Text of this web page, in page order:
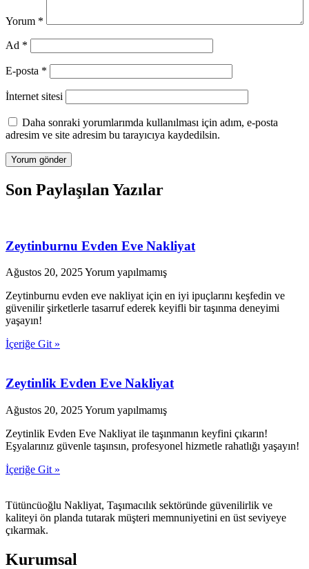
Yorum *
Ad *
E-posta *
İnternet sitesi
Daha sonraki yorumlarımda kullanılması için adım, e-posta
adresim ve site adresim bu tarayıcıya kaydedilsin.
Son Paylaşılan Yazılar
Zeytinburnu Evden Eve Nakliyat
Ağustos 20, 2025Yorum yapılmamış
Zeytinburnu evden eve nakliyat için en iyi ipuçlarını keşfedin ve
güvenilir şirketlerle tasarruf ederek keyifli bir taşınma deneyimi
yaşayın!
İçeriğe Git »
Zeytinlik Evden Eve Nakliyat
Ağustos 20, 2025Yorum yapılmamış
Zeytinlik Evden Eve Nakliyat ile taşınmanın keyfini çıkarın!
Eşyalarınız güvenle taşınsın, profesyonel hizmetle rahatlığı yaşayın!
İçeriğe Git »
Tütüncüoğlu Nakliyat, Taşımacılık sektöründe güvenilirlik ve
kaliteyi ön planda tutarak müşteri memnuniyetini en üst seviyeye
çıkarmak.
Kurumsal